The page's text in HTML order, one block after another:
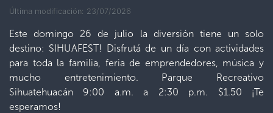
Última modificación: 23/07/2026
Este domingo 26 de julio la diversión tiene un solo
destino: SIHUAFEST! Disfrutá de un día con actividades
para toda la familia, feria de emprendedores, música y
mucho entretenimiento. Parque Recreativo
Sihuatehuacán 9:00 a.m. a 2:30 p.m. $1.50 ¡Te
esperamos!